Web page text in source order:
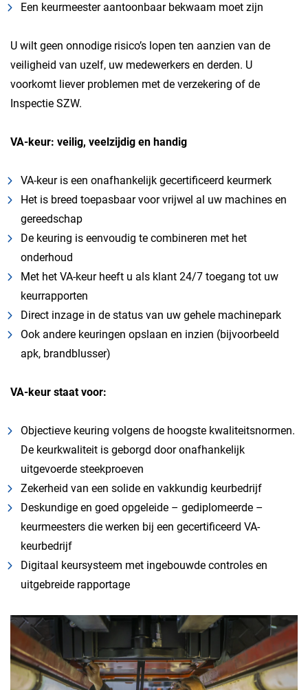
Een keurmeester aantoonbaar bekwaam moet zijn
U wilt geen onnodige risico’s lopen ten aanzien van de
veiligheid van uzelf, uw medewerkers en derden. U
voorkomt liever problemen met de verzekering of de
Inspectie SZW.
VA-keur: veilig, veelzijdig en handig
VA-keur is een onafhankelijk gecertificeerd keurmerk
Het is breed toepasbaar voor vrijwel al uw machines en
gereedschap
De keuring is eenvoudig te combineren met het
onderhoud
Met het VA-keur heeft u als klant 24/7 toegang tot uw
keurrapporten
Direct inzage in de status van uw gehele machinepark
Ook andere keuringen opslaan en inzien (bijvoorbeeld
apk, brandblusser)
VA-keur staat voor:
Objectieve keuring volgens de hoogste kwaliteitsnormen.
De keurkwaliteit is geborgd door onafhankelijk
uitgevoerde steekproeven
Zekerheid van een solide en vakkundig keurbedrijf
Deskundige en goed opgeleide – gediplomeerde –
keurmeesters die werken bij een gecertificeerd VA-
keurbedrijf
Digitaal keursysteem met ingebouwde controles en
uitgebreide rapportage